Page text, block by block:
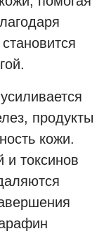
продукты
кожи.
и токсинов